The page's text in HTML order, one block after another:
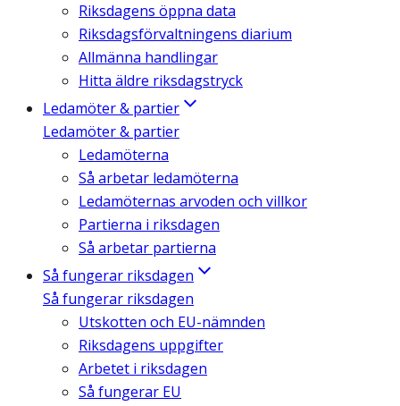
Riksdagens öppna data
Riksdagsförvaltningens diarium
Allmänna handlingar
Hitta äldre riksdagstryck
Ledamöter & partier
Ledamöter & partier
Ledamöterna
Så arbetar ledamöterna
Ledamöternas arvoden och villkor
Partierna i riksdagen
Så arbetar partierna
Så fungerar riksdagen
Så fungerar riksdagen
Utskotten och EU-nämnden
Riksdagens uppgifter
Arbetet i riksdagen
Så fungerar EU